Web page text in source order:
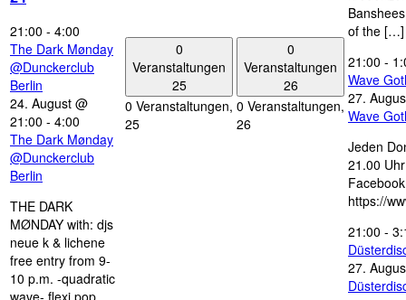
21:00 - 4:00
The Dark Mønday
@Dunckerclub
Berlin
24. August @
21:00 - 4:00
The Dark Mønday
@Dunckerclub
Berlin
THE DARK
MØNDAY with: djs
neue k & lichene
free entry from 9-
10 p.m. -quadratic
0
Veranstaltungen
25
0 Veranstaltungen,
25
0
Veranstaltungen
26
0 Veranstaltungen,
26
of the […]
21:00 -
Wave
27.
Wave
Jeden
21.00
https://
21:00 -
27.